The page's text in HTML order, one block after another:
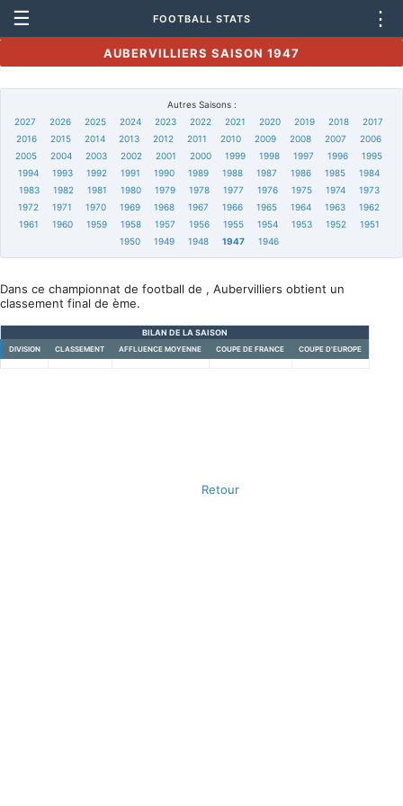
☰ FOOTBALL STATS ⋮
AUBERVILLIERS SAISON 1947
Autres Saisons :
2027
2026 2025 2024 2023 2022 2021 2020 2019 2018
2017
2016
2015 2014 2013 2012 2011 2010 2009 2008 2007
2006
2005
2004 2003 2002 2001 2000 1999 1998 1997 1996
1995
1994
1993 1992 1991 1990 1989 1988 1987 1986 1985
1984
1983
1982 1981 1980 1979 1978 1977 1976 1975 1974
1973
1972
1971 1970 1969 1968 1967 1966 1965 1964 1963
1962
1961
1960 1959 1958 1957 1956 1955 1954 1953 1952
1951
1950
1949 1948 1947 1946
Dans ce championnat de football de , Aubervilliers obtient un
classement final de ème.
BILAN DE LA SAISON
DIVISION CLASSEMENT AFFLUENCE MOYENNE COUPE DE FRANCE COUPE D'EUROPE
Retour